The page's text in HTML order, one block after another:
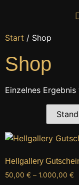
Start / Shop
Shop
Einzelnes
Hellgallery
50,00 € – 1.000,00 €